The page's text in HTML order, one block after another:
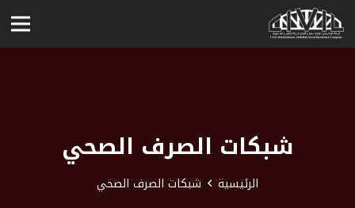
شبكات الصرف الصحي
الرئيسية شبكات الصرف الصحي